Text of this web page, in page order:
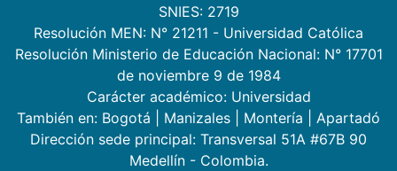
SNIES: 2719
Resolución MEN: N° 21211 - Universidad Católica
Resolución Ministerio de Educación Nacional: N° 17701
de noviembre 9 de 1984
Carácter académico: Universidad
También en: Bogotá Manizales Montería
Apartadó
Dirección sede principal: Transversal 51A #67B 90
Medellín - Colombia.